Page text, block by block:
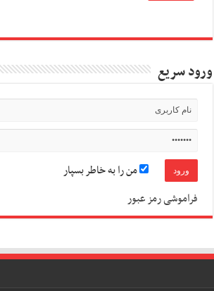
ورود سریع
من را به خاطر بسپار
فراموشی رمز عبور